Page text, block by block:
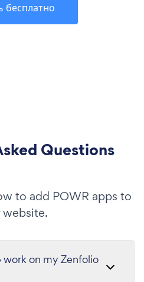
бесплатно
Questions
to add POWR apps to
on my Zenfolio